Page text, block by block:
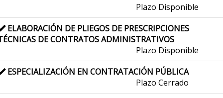
Plazo Disponible
ELABORACIÓN DE PLIEGOS DE PRESCRIPCIONES
DE CONTRATOS ADMINISTRATIVOS
Plazo Disponible
ESPECIALIZACIÓN EN CONTRATACIÓN PÚBLICA
Plazo Cerrado